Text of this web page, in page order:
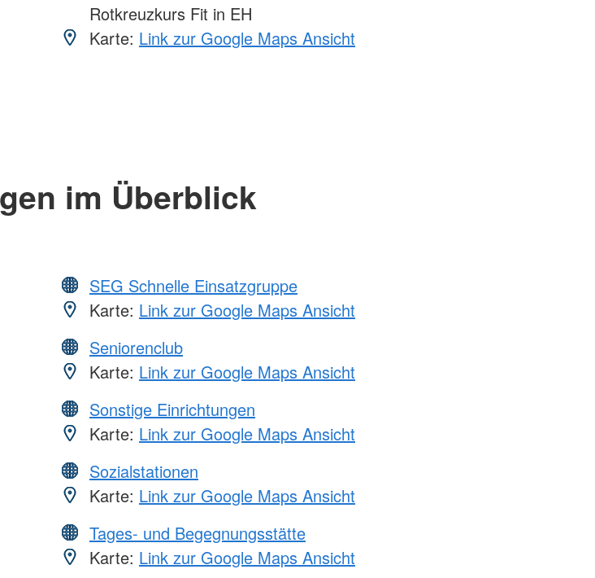
Rotkreuzkurs Fit in EH
Karte: Link zur Google Maps Ansicht
im Überblick
SEG Schnelle Einsatzgruppe
Karte: Link zur Google Maps Ansicht
Seniorenclub
Karte: Link zur Google Maps Ansicht
Sonstige Einrichtungen
Karte: Link zur Google Maps Ansicht
Sozialstationen
Karte: Link zur Google Maps Ansicht
Tages- und Begegnungsstätte
Karte: Link zur Google Maps Ansicht